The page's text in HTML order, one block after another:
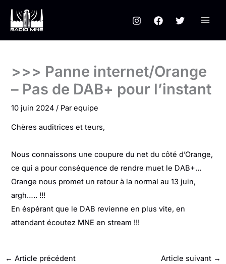
contenu
>>> Panne internet/Orange
– Pas de DAB+ pour l’instant
10 juin 2024/ Parequipe
Chères auditrices et teurs,
Nous connaissons une coupure du net du côté d’Orange,
ce qui a pour conséquence de rendre muet le DAB+…
Orange nous promet un retour à la normal au 13 juin,
argh….. !!!
En éspérant que le DAB revienne en plus vite, en
attendant écoutez MNE en stream !!!
← Article précédent Article suivant →